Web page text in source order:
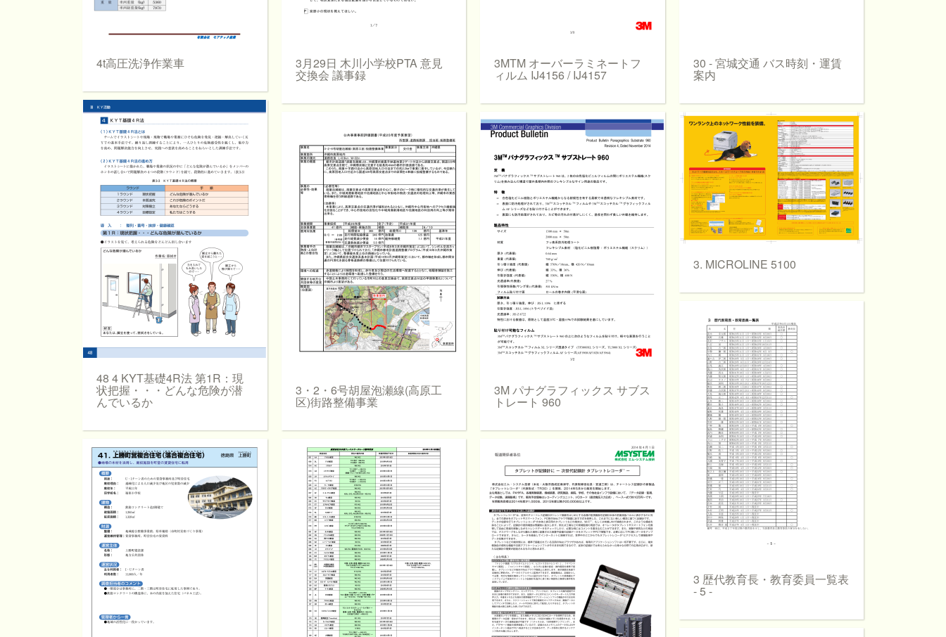
4t高圧洗浄作業車
48 4 KYT基礎4R法 第1R：現
状把握・・・どんな危険が潜
んでいるか
3月29日 木川小学校PTA 意見
交換会 議事録
3・2・6号胡屋泡瀬線(高原工
区)街路整備事業
3MTM オーバーラミネートフ
ィルム IJ4156 / IJ4157
3M パナグラフィックス サブス
トレート 960
30 - 宮城交通 バス時刻・運賃
案内
3. MICROLINE 5100
3 歴代教育長・教育委員一覧表
- 5 -